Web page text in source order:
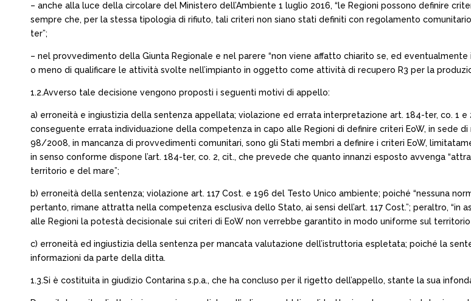
– anche alla luce della circolare del Ministero dell’Ambiente 1 luglio 2016, “le Regioni possono definire
sempre che, per la stessa tipologia di rifiuto, tali criteri non siano stati definiti con regolamento
ter”;
– nel provvedimento della Giunta Regionale e nel parere “non viene affatto chiarito se, ed
o meno di qualificare le attività svolte nell’impianto in oggetto come attività di recupero R3 per la
1.2.Avverso tale decisione vengono proposti i seguenti motivi di appello:
a) erroneità e ingiustizia della sentenza appellata; violazione ed errata interpretazione art. 184-ter, co. 1
conseguente errata individuazione della competenza in capo alle Regioni di definire criteri EoW, in sede
98/2008, in mancanza di provvedimenti comunitari, sono gli Stati membri a definire i criteri EoW,
in senso conforme dispone l’art. 184-ter, co. 2, cit., che prevede che quanto innanzi esposto avvenga
territorio e del mare”;
b) erroneità della sentenza; violazione art. 117 Cost. e 196 del Testo Unico ambiente; poiché “nessuna
pertanto, rimane attratta nella competenza esclusiva dello Stato, ai sensi dell’art. 117 Cost.”; peraltro,
alle Regioni la potestà decisionale sui criteri di EoW non verrebbe garantito in modo uniforme sul
c) erroneità ed ingiustizia della sentenza per mancata valutazione dell’istruttoria espletata; poiché la
informazioni da parte della ditta.
1.3.Si è costituita in giudizio Contarina s.p.a., che ha concluso per il rigetto dell’appello, stante la sua